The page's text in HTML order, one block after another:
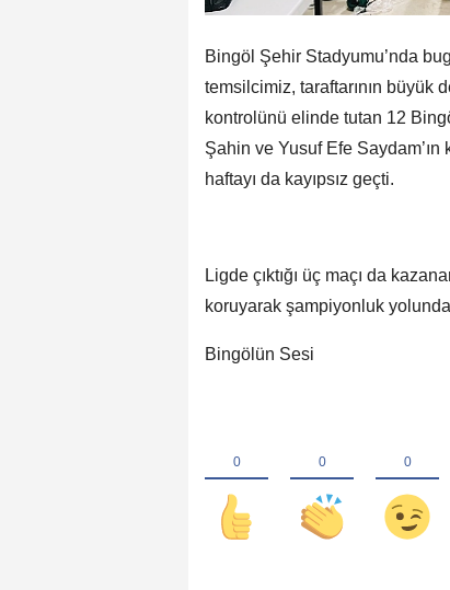
Bingöl Şehir Stadyumu’nda
temsilcimiz, taraftarının büyük
kontrolünü elinde tutan 12
Şahin ve Yusuf Efe
haftayı da kayıpsız geçti.
Ligde çıktığı üç maçı da
koruyarak şampiyonluk
Bingölün Sesi